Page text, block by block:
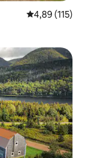
Gemiddelde
4,89 (115)